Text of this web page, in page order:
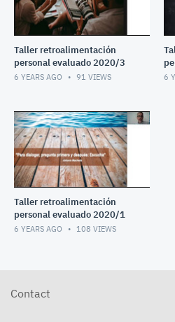
Taller retroalimentación
personal evaluado 2020/3
6 YEARS AGO 91 VIEWS 6
Taller retroalimentación
personal evaluado 2020/1
6 YEARS AGO 108 VIEWS
Contact